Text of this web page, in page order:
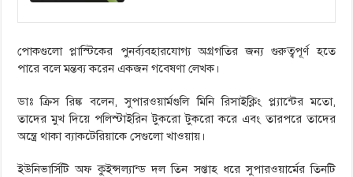
পোকগুলো প্লাস্টিকের পুনর্ব্যবহারযোগ্য অগ্রগতির জন্য গুরুত্বপূর্ণ হতে
পারে বলে মন্তব্য করেন একজন গবেষণা লেখক।
ডাঃ ক্রিস রিঙ্ক বলেন, সুপারওয়ার্মগুলি মিনি রিসাইক্লিং প্ল্যান্টের মতো,
তাদের মুখ দিয়ে পলিস্টাইরিন টুকরো টুকরো করে এবং তারপরে তাদের
অন্ত্রে থাকা ব্যাকটেরিয়াকে সেগুলো খাওয়ায়।
ইউনিভার্সিটি অফ কুইন্সল্যান্ড দল তিন সপ্তাহ ধরে সুপারওয়ার্মের তিনটি